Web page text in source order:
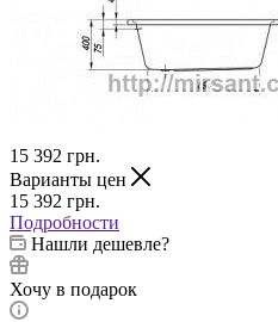
15 392 грн.
Варианты цен
15 392 грн.
Подробности
Нашли дешевле?
Хочу в подарок